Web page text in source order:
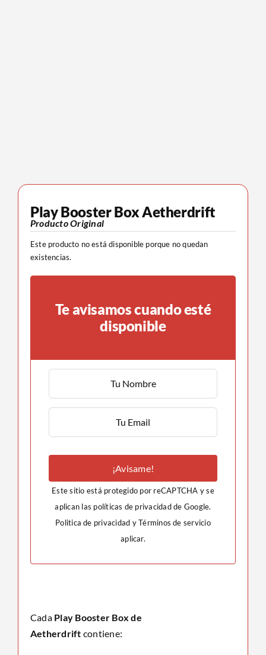
Play Booster Box Aetherdrift
Producto Original
Este producto no está disponible porque no quedan
existencias.
Te avisamos cuando esté
disponible
¡Avisame!
Este sitio está protegido por reCAPTCHA y se
aplican las políticas de privacidad de Google.
Politica de privacidad yTérminos de servicio
aplicar.
Cada Play Booster Box de
Aetherdrift contiene: